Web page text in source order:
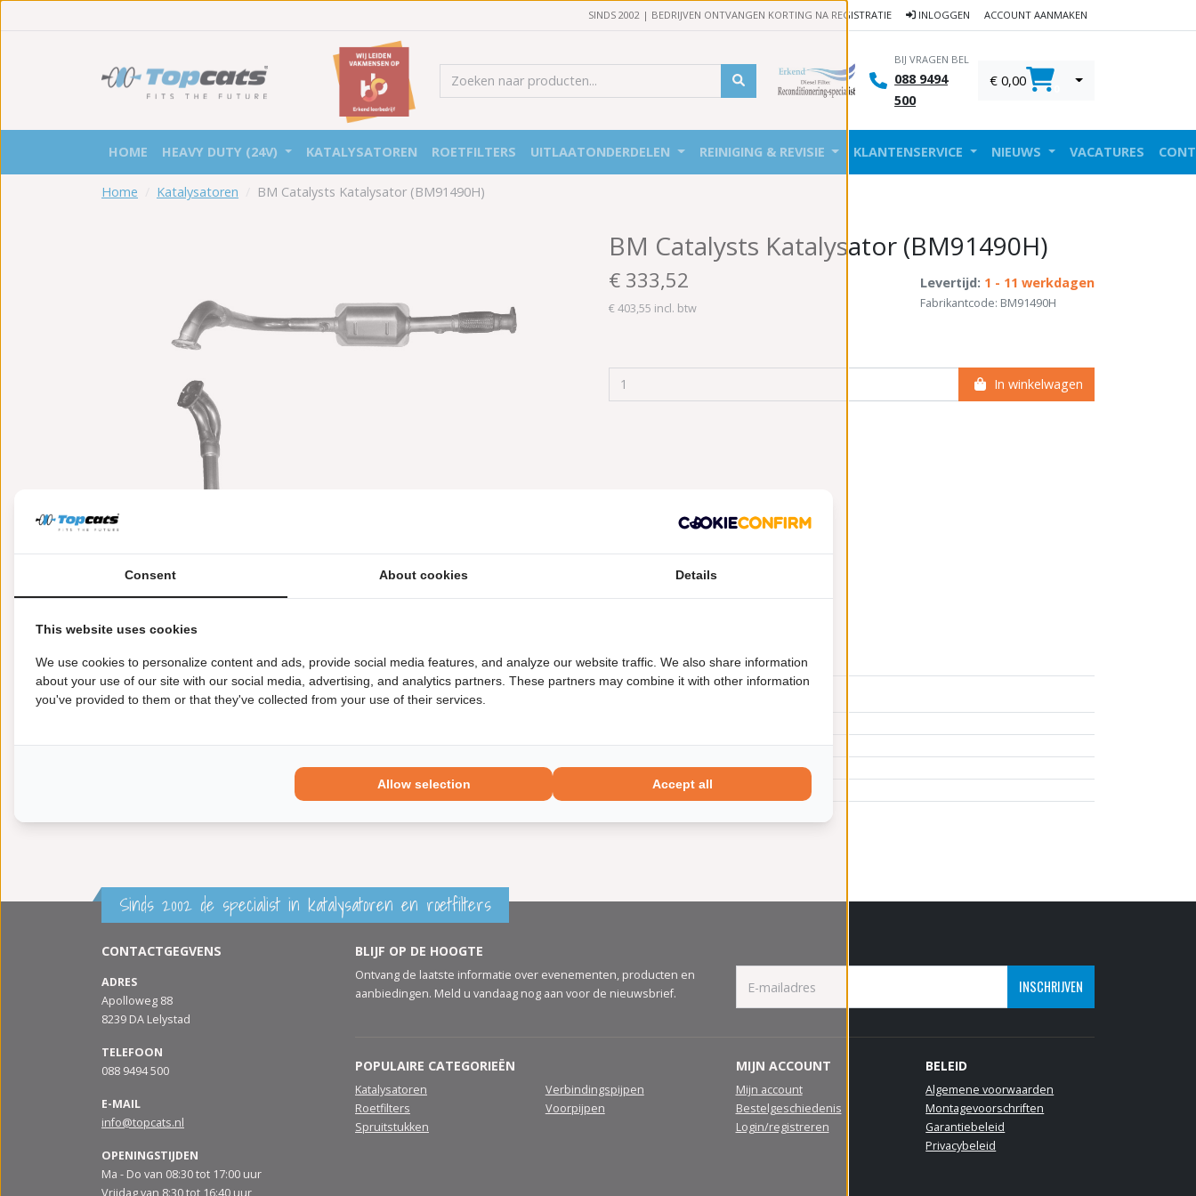
SINDS 2002 | BEDRIJVEN ONTVANGEN KORTING NA REGISTRATIE INLOGGEN ACCOUNT AANMAKEN
BIJ VRAGEN BEL
088 9494
500
€ 0,00
HOME HEAVY DUTY (24V) KATALYSATOREN ROETFILTERS UITLAATONDERDELEN REINIGING & REVISIE KLANTENSERVICE NIEUWS VACATURES
Home Katalysatoren BM Catalysts Katalysator (BM91490H)
BM Catalysts Katalysator (BM91490H)
€ 333,52
€ 403,55 incl. btw
Levertijd: 1 - 11 werkdagen
Fabrikantcode: BM91490H
In winkelwagen
Garantie:2 jaar garantie
Enkel in combinatie met:FK91490
Sinds 2002 de specialist in katalysatoren en roetfilters
CONTACTGEGVENS
ADRES
Apolloweg 88
8239 DA Lelystad
TELEFOON
088 9494 500
E-MAIL
info@topcats.nl
OPENINGSTIJDEN
Ma - Do van 08:30 tot 17:00 uur
BLIJF OP DE HOOGTE
Ontvang de laatste informatie over evenementen, producten en
aanbiedingen. Meld u vandaag nog aan voor de nieuwsbrief.
INSCHRIJVEN
POPULAIRE CATEGORIEËN
Katalysatoren
Roetfilters
Spruitstukken
Verbindingspijpen
Voorpijpen
MIJN ACCOUNT
Mijn account
Bestelgeschiedenis
Login/registreren
BELEID
Algemene voorwaarden
Montagevoorschriften
Garantiebeleid
Privacybeleid
Consent About cookies Details
This website uses cookies
We use cookies to personalize content and ads, provide social media features, and analyze our website traffic. We also share information
about your use of our site with our social media, advertising, and analytics partners. These partners may combine it with other information
you've provided to them or that they've collected from your use of their services.
Allow selection Accept all